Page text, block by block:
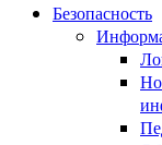
Безопасность